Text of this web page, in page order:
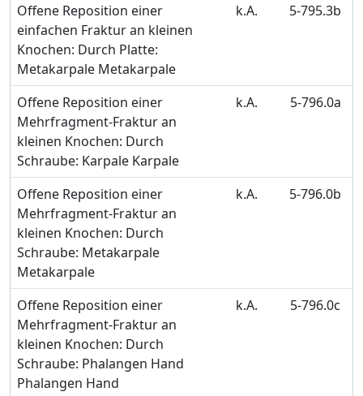
Offene Reposition einer
einfachen Fraktur an kleinen
Knochen: Durch Platte:
Metakarpale Metakarpale
k.A. 5-795.3b
Offene Reposition einer
Mehrfragment-Fraktur an
kleinen Knochen: Durch
Schraube: Karpale Karpale
k.A. 5-796.0a
Offene Reposition einer
Mehrfragment-Fraktur an
kleinen Knochen: Durch
Schraube: Metakarpale
Metakarpale
k.A. 5-796.0b
Offene Reposition einer
Mehrfragment-Fraktur an
kleinen Knochen: Durch
Schraube: Phalangen Hand
Phalangen Hand
k.A. 5-796.0c